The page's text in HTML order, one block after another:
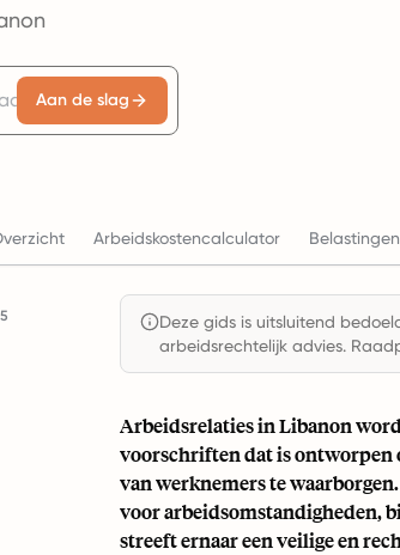
Aan de slag
Arbeidskostencalculator Belastingen
Deze gids is uitsluitend
arbeidsrechtelijk advies.
Arbeidsrelaties in Libanon
voorschriften dat is ontworpen
van werknemers te
voor arbeidsomstandigheden,
streeft ernaar een veilige en